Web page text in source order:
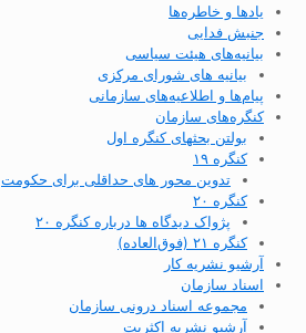
یادها و خاطره‌ها
جنبش فدایی
بیانیه‌های هیئت سیاسی
بیانیه های شورای مرکزی
پیام‌ها و اطلاعیه‌های سازمانی
کنگره‌های سازمان
بولتن بحثهای کنگره اول
کنگره ۱۹
تدوین محور های حداقلی برای حکومت
کنگره ۲۰
پژواک دیدگاه ها درباره کنگره ۲۰
کنگره ۲۱ (فوق‌العاده)
آرشیو نشریه کار
اسناد سازمان
مجموعه اسناد درونی سازمان
آرشیو نشریه اکثریت